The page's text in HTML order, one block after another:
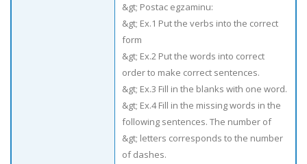
&gt; Postac egzaminu:
&gt; Ex.1 Put the verbs into the correct
form
&gt; Ex.2 Put the words into correct
order to make correct sentences.
&gt; Ex.3 Fill in the blanks with one word.
&gt; Ex.4 Fill in the missing words in the
following sentences. The number of
&gt; letters corresponds to the number
of dashes.